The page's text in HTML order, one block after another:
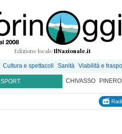
Edizione locale IlNazionale.it
Cultura e spettacoli Sanità Viabilità e
SPORT CHIVASSO